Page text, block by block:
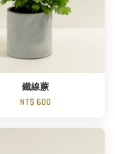
鐵線蕨
NT$ 600